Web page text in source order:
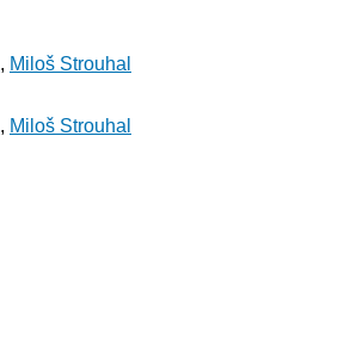
, Miloš Strouhal
, Miloš Strouhal